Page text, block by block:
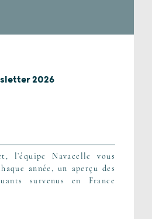
2026
l’équipe Navacelle vous
année, un aperçu des
survenus en France